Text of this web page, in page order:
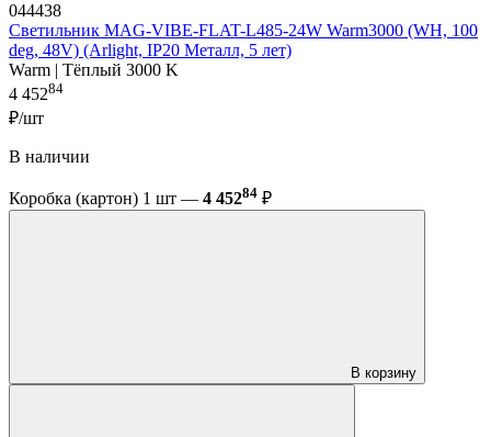
044438
Светильник MAG-VIBE-FLAT-L485-24W Warm3000 (WH, 100
deg, 48V) (Arlight, IP20 Металл, 5 лет)
Warm | Тёплый 3000 K
4 45284
₽/шт
В наличии
Коробка (картон) 1 шт — 4 45284 ₽
В корзину